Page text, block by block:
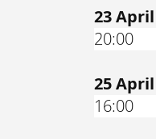
23
20:00
25
16:00